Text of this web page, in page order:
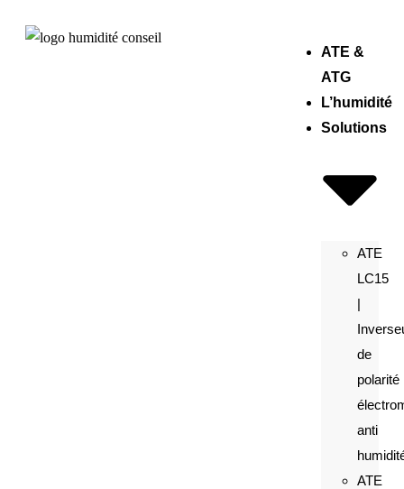
ATE &
ATG
L’humidité
Solutions
ATE
LC15
|
de
polarité
anti
ATE